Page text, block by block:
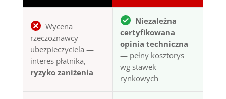
Wycena
rzeczoznawcy
ubezpieczyciela —
interes płatnika,
ryzyko zaniżenia
Niezależna
certyfikowana
opinia techniczna
— pełny kosztorys
wg stawek
rynkowych